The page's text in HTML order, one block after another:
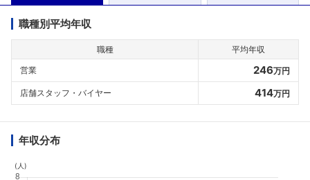
職種別平均年収
職種
平均年収
営業
246万円
店舗スタッフ・バイヤー 414万円
年収分布
(人)